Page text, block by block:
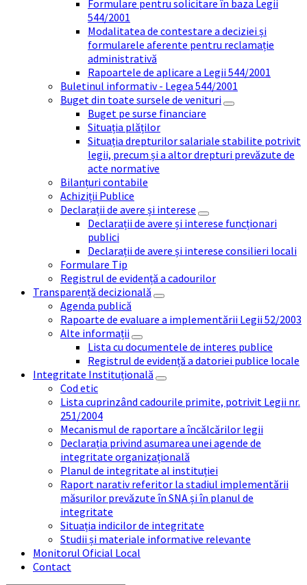
Formulare pentru solicitare în baza Legii
544/2001
Modalitatea de contestare a deciziei și
formularele aferente pentru reclamație
administrativă
Rapoartele de aplicare a Legii 544/2001
Buletinul informativ - Legea 544/2001
Buget din toate sursele de venituri
Buget pe surse financiare
Situația plăților
Situația drepturilor salariale stabilite potrivit
legii, precum și a altor drepturi prevăzute de
acte normative
Bilanțuri contabile
Achiziții Publice
Declarații de avere și interese
Declarații de avere și interese funcționari
publici
Declarații de avere și interese consilieri locali
Formulare Tip
Registrul de evidență a cadourilor
Transparență decizională
Agenda publică
Rapoarte de evaluare a implementării Legii 52/2003
Alte informații
Lista cu documentele de interes publice
Registrul de evidență a datoriei publice locale
Integritate Instituțională
Cod etic
Lista cuprinzând cadourile primite, potrivit Legii nr.
251/2004
Mecanismul de raportare a încălcărilor legii
Declarația privind asumarea unei agende de
integritate organizațională
Planul de integritate al instituției
Raport narativ referitor la stadiul implementării
măsurilor prevăzute în SNA și în planul de
integritate
Situația indicilor de integritate
Studii și materiale informative relevante
Monitorul Oficial Local
Contact